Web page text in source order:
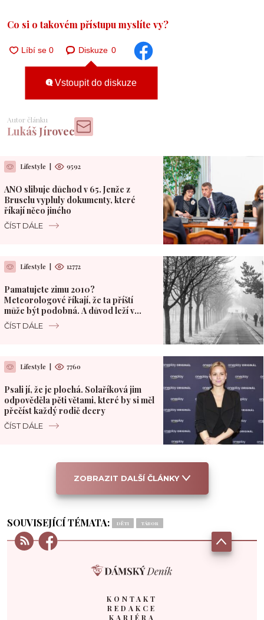
Co si o takovém přístupu myslíte vy?
Diskuze 0
Vstoupit do diskuze
Autor článku
Lukáš Jírovec
Lifestyle 9592
ANO slibuje důchod v 65. Jenže z
Bruselu vypluly dokumenty, které
říkají něco jiného
ČÍST DÁLE
Lifestyle 12772
Pamatujete zimu 2010?
Meteorologové říkají, že ta příští
může být podobná. A důvod leží v
Pacifiku
ČÍST DÁLE
Lifestyle 7760
Psali jí, že je plochá. Solaříková jim
odpověděla pěti větami, které by si měl
přečíst každý rodič dcery
ČÍST DÁLE
ZOBRAZIT DALŠÍ ČLÁNKY
SOUVISEJÍCÍ TÉMATA: DĚTI TÁBOR
KONTAKT
REDAKCE
KARIÉRA